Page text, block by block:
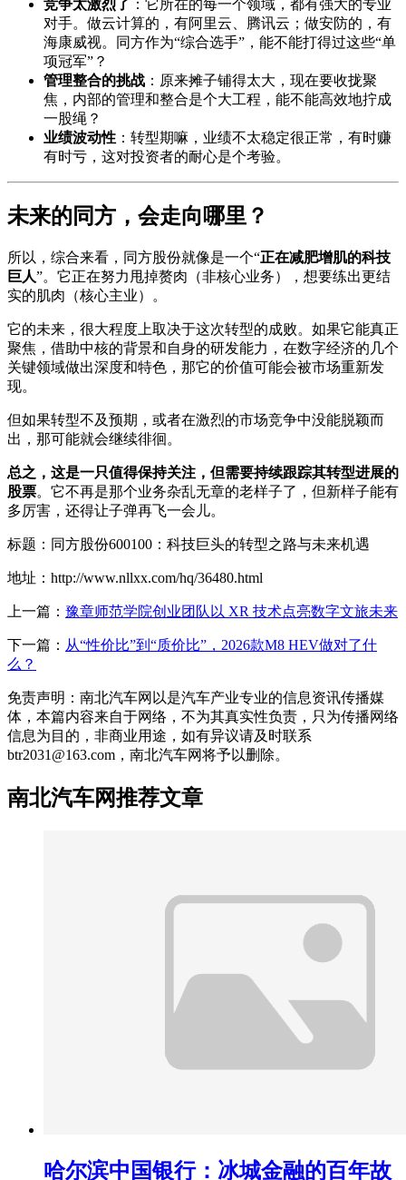
竞争太激烈了 ：它所在的每一个领域，都有强大的专业
对手。做云计算的，有阿里云、腾讯云；做安防的，有
海康威视。同方作为“综合选手”，能不能打得过这些“单
项冠军”？
管理整合的挑战 ：原来摊子铺得太大，现在要收拢聚
焦，内部的管理和整合是个大工程，能不能高效地拧成
一股绳？
业绩波动性 ：转型期嘛，业绩不太稳定很正常，有时赚
有时亏，这对投资者的耐心是个考验。
未来的同方，会走向哪里？
所以，综合来看，同方股份就像是一个“正在减肥增肌的科技
巨人”。它正在努力甩掉赘肉（非核心业务），想要练出更结
实的肌肉（核心主业）。
它的未来，很大程度上取决于这次转型的成败。如果它能真正
聚焦，借助中核的背景和自身的研发能力，在数字经济的几个
关键领域做出深度和特色，那它的价值可能会被市场重新发
现。
但如果转型不及预期，或者在激烈的市场竞争中没能脱颖而
出，那可能就会继续徘徊。
总之，这是一只值得保持关注，但需要持续跟踪其转型进展的
股票。它不再是那个业务杂乱无章的老样子了，但新样子能有
多厉害，还得让子弹再飞一会儿。
标题：同方股份600100：科技巨头的转型之路与未来机遇
地址：http://www.nllxx.com/hq/36480.html
上一篇： 豫章师范学院创业团队以 XR 技术点亮数字文旅未来
下一篇： 从“性价比”到“质价比”，2026款M8 HEV做对了什
么？
免责声明：南北汽车网以是汽车产业专业的信息资讯传播媒
体，本篇内容来自于网络，不为其真实性负责，只为传播网络
信息为目的，非商业用途，如有异议请及时联系
btr2031@163.com，南北汽车网将予以删除。
南北汽车网推荐文章
哈尔滨中国银行：冰城金融的百年故